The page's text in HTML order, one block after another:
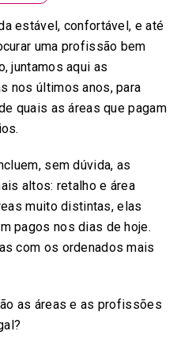
estável, confortável, e até
uma profissão bem
juntamos aqui as
nos últimos anos, para
quais as áreas que pagam
sem dúvida, as
altos: retalho e área
muito distintas, elas
pagos nos dias de hoje.
com os ordenados mais
as áreas e as profissões